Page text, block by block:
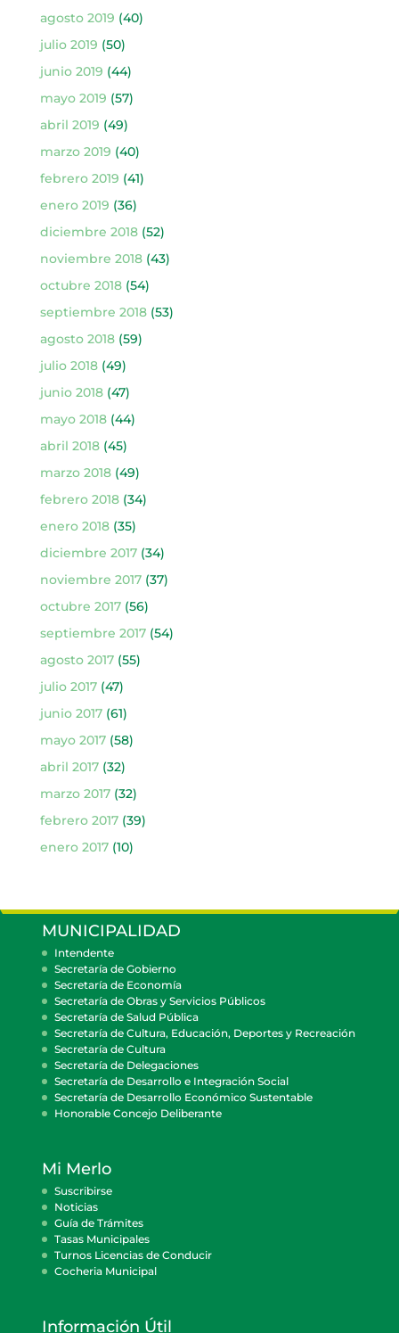
agosto 2019 (40)
julio 2019 (50)
junio 2019 (44)
mayo 2019 (57)
abril 2019 (49)
marzo 2019 (40)
febrero 2019 (41)
enero 2019 (36)
diciembre 2018(52)
noviembre 2018(43)
octubre 2018(54)
septiembre 2018(53)
agosto 2018(59)
julio 2018(49)
junio 2018(47)
mayo 2018(44)
abril 2018(45)
marzo 2018(49)
febrero 2018(34)
enero 2018(35)
diciembre 2017(34)
noviembre 2017(37)
octubre 2017(56)
septiembre 2017(54)
agosto 2017(55)
julio 2017(47)
junio 2017(61)
mayo 2017(58)
abril 2017(32)
marzo 2017(32)
febrero 2017(39)
enero 2017(10)
MUNICIPALIDAD
Intendente
Secretaría de Gobierno
Secretaría de Economía
Secretaría de Obras y Servicios Públicos
Secretaría de Salud Pública
Secretaría de Cultura, Educación, Deportes y Recreación
Secretaría de Cultura
Secretaría de Delegaciones
Secretaría de Desarrollo e Integración Social
Secretaría de Desarrollo Económico Sustentable
Honorable Concejo Deliberante
Mi Merlo
Suscribirse
Noticias
Guía de Trámites
Tasas Municipales
Turnos Licencias de Conducir
Cocheria Municipal
Información Útil